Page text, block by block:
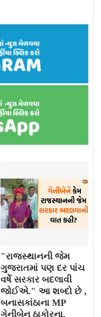
"રાજસ્થાનની જેમ
ગુજરાતમાં પણ દર પાંચ
વર્ષે સરકાર બદલાવી
જોઈએ." આ શબ્દો છે ,
બનાસકાંઠાના MP
ગેનીબેન ઠાકોરના.